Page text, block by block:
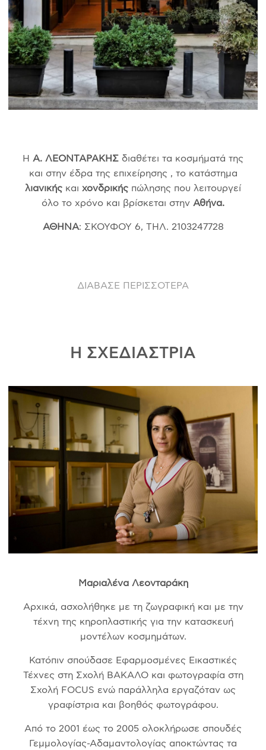
Η Α. ΛΕΟΝΤΑΡΑΚΗΣ διαθέτει τα κοσμήματά της
και στην έδρα της επιχείρησης , το κατάστημα
λιανικής και χονδρικής πώλησης που λειτουργεί
όλο το χρόνο και βρίσκεται στην Αθήνα.
ΑΘΗΝΑ: ΣΚΟΥΦΟΥ 6, ΤΗΛ. 2103247728
ΔΙΑΒΑΣΕ ΠΕΡΙΣΣΟΤΕΡΑ
Η ΣΧΕΔΙΑΣΤΡΙΑ
Μαριαλένα Λεονταράκη
Αρχικά, ασχολήθηκε με τη ζωγραφική και με την
τέχνη της κηροπλαστικής για την κατασκευή
μοντέλων κοσμημάτων.
Κατόπιν σπούδασε Εφαρμοσμένες Εικαστικές
Τέχνες στη Σχολή ΒΑΚΑΛΟ και φωτογραφία στη
Σχολή FOCUS ενώ παράλληλα εργαζόταν ως
γραφίστρια και βοηθός φωτογράφου.
Από το 2001 έως το 2005 ολοκλήρωσε σπουδές
Γεμμολογίας-Αδαμαντολογίας αποκτώντας τα